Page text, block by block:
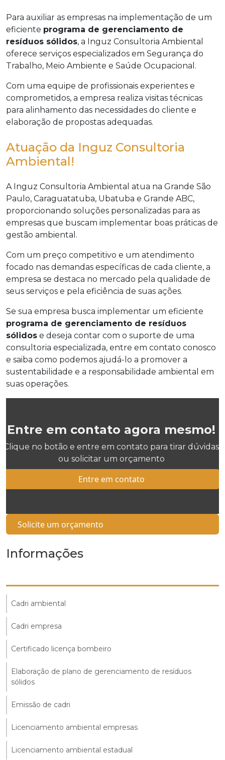
Para auxiliar as empresas na implementação de um
eficiente programa de gerenciamento de
resíduos sólidos, a Inguz Consultoria Ambiental
oferece serviços especializados em Segurança do
Trabalho, Meio Ambiente e Saúde Ocupacional.
Com uma equipe de profissionais experientes e
comprometidos, a empresa realiza visitas técnicas
para alinhamento das necessidades do cliente e
elaboração de propostas adequadas.
Atuação da Inguz Consultoria
Ambiental!
A Inguz Consultoria Ambiental atua na Grande São
Paulo, Caraguatatuba, Ubatuba e Grande ABC,
proporcionando soluções personalizadas para as
empresas que buscam implementar boas práticas de
gestão ambiental.
Com um preço competitivo e um atendimento
focado nas demandas específicas de cada cliente, a
empresa se destaca no mercado pela qualidade de
seus serviços e pela eficiência de suas ações.
Se sua empresa busca implementar um eficiente
programa de gerenciamento de resíduos
sólidos e deseja contar com o suporte de uma
consultoria especializada, entre em contato conosco
e saiba como podemos ajudá-lo a promover a
sustentabilidade e a responsabilidade ambiental em
suas operações.
Entre em contato agora mesmo!
Clique no botão e entre em contato para tirar dúvidas
ou solicitar um orçamento
Entre em contato
Solicite um orçamento
Informações
Cadri ambiental
Cadri empresa
Certificado licença bombeiro
Elaboração de plano de gerenciamento de resíduos
sólidos
Emissão de cadri
Licenciamento ambiental empresas
Licenciamento ambiental estadual